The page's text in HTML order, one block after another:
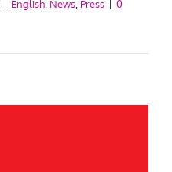
English News Press
0